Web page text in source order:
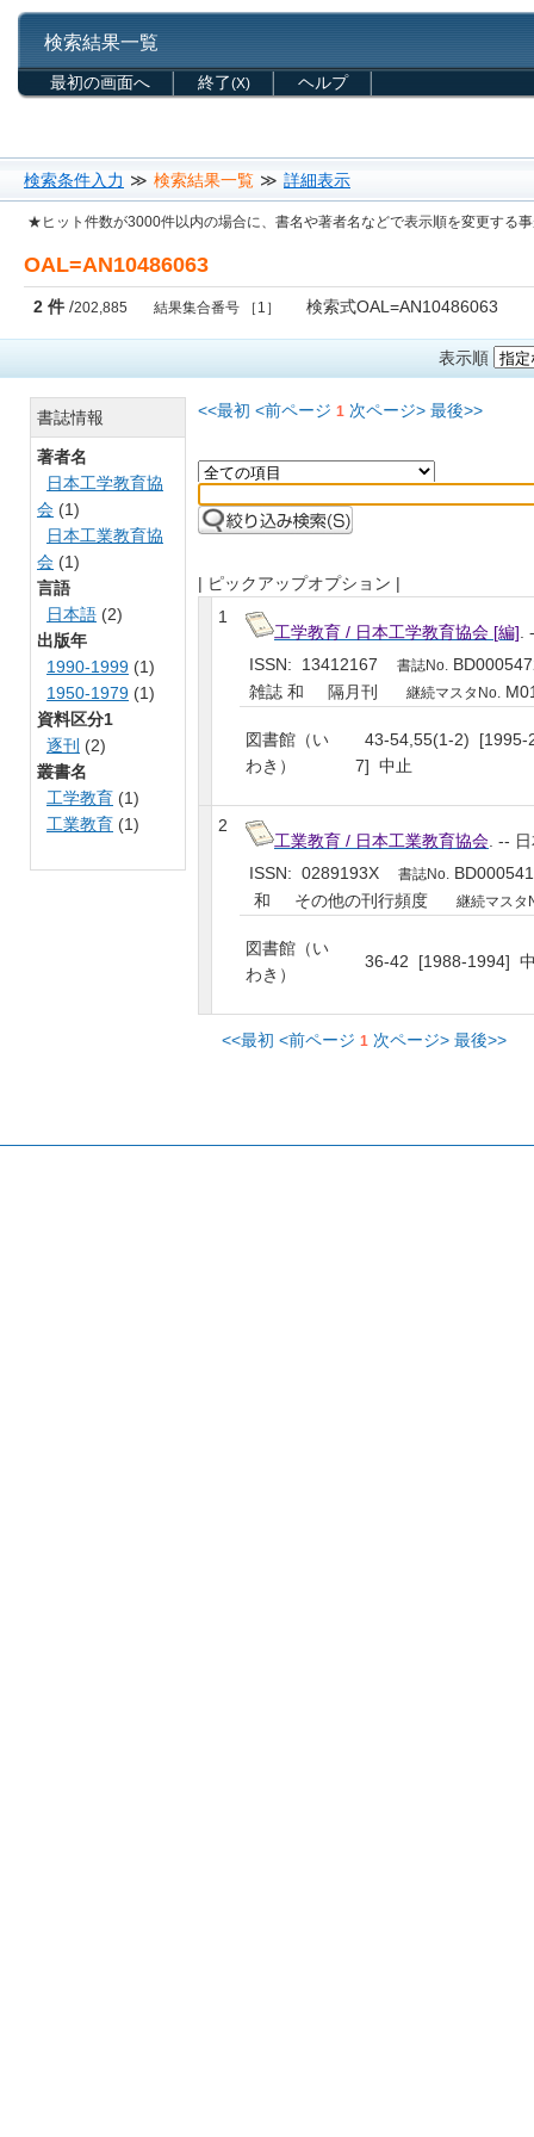
検索結果一覧
最初の画面へ 終了(X) ヘルプ
検索条件入力 ≫ 検索結果一覧 ≫ 詳細表示
★ヒット件数が3000件以内の場合に、書名や著者名などで表示順を変更する
OAL=AN10486063
2 件 /202,885 結果集合番号 ［1］ 検索式OAL=AN10486063
表示順
書誌情報
著者名
日本工学教育協
会 (1)
日本工業教育協
会 (1)
言語
日本語 (2)
出版年
1990-1999 (1)
1950-1979 (1)
資料区分1
逐刊 (2)
叢書名
工学教育 (1)
工業教育 (1)
<<最初 <前ページ 1 次ページ> 最後>>
| ピックアップオプション |
1
工学教育 / 日本工学教育協会 [編]
ISSN: 13412167
書誌No.
雑誌 和 隔月刊
継続マスタNo.
図書館（い
わき）
43-54,55(1-2) [1995-
7] 中止
2
工業教育 / 日本工業教育協会 . --
ISSN: 0289193X
書誌No.
和 その他の刊行頻度
継続マスタ
図書館（い
わき）
36-42 [1988-1994]
<<最初 <前ページ 1 次ページ> 最後>>